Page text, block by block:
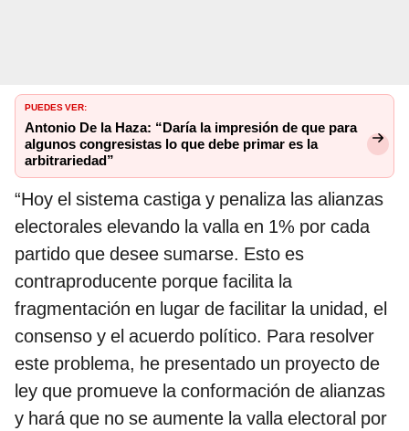
PUEDES VER:
Antonio De la Haza: “Daría la impresión de que para
algunos congresistas lo que debe primar es la
arbitrariedad”
“Hoy el sistema castiga y penaliza las alianzas
electorales elevando la valla en 1% por cada
partido que desee sumarse. Esto es
contraproducente porque facilita la
fragmentación en lugar de facilitar la unidad, el
consenso y el acuerdo político. Para resolver
este problema, he presentado un proyecto de
ley que promueve la conformación de alianzas
y hará que no se aumente la valla electoral por